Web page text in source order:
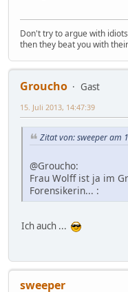
Don't try to argue with
then they beat you with
Groucho
Gast
15. Juli 2013, 14:47:39
Zitat von: sweeper am
@Groucho:
Frau Wolff ist ja im
Forensikerin... :
Ich auch ...
sweeper